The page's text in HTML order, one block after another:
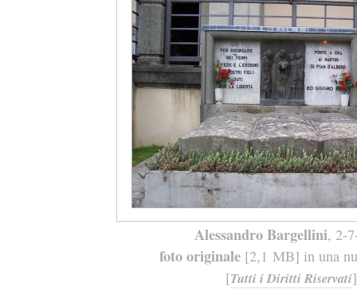
Alessandro Bargellini, 2-
foto originale[2,1 MB] in una
[Tutti i Diritti Riservati]